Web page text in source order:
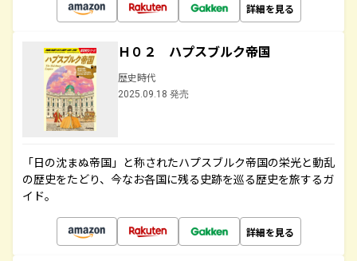
詳細を見る
Ｈ０２ ハプスブルク帝国
歴史時代
2025.09.18 発売
「日の沈まぬ帝国」と称されたハプスブルク帝国の栄光と動乱
の歴史をたどり、今なお各国に残る史跡を巡る歴史を旅するガ
イド。
詳細を見る